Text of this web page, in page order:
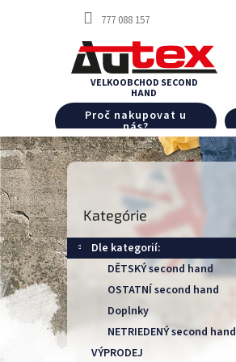
777 088 157
Proč nakupovat u
nás?
B
o
č
n
ý
p
a
n
e
l
Preskočiť
kategórie
Kategórie
Dle kategorií:
DĚTSKÝ second hand
OSTATNÍ second hand
Doplnky
NETRIEDENÝ second hand
VÝPRODEJ